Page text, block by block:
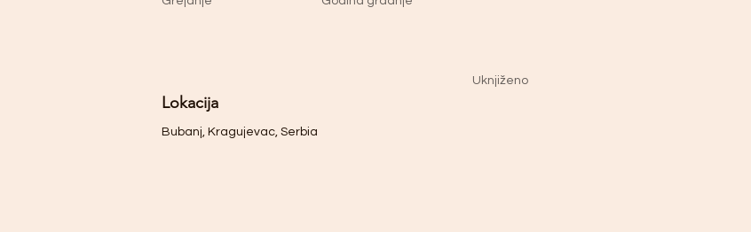
Uknjiženo
Lokacija
Bubanj, Kragujevac, Serbia